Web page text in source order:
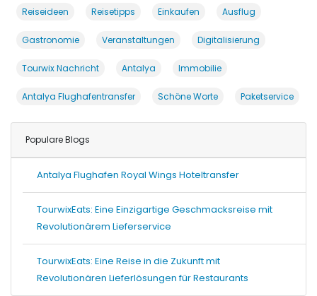
Reiseideen Reisetipps Einkaufen Ausflug
Gastronomie Veranstaltungen Digitalisierung
Tourwix Nachricht Antalya Immobilie
Antalya Flughafentransfer Schöne Worte Paketservice
Populare Blogs
Antalya Flughafen Royal Wings Hoteltransfer
TourwixEats: Eine Einzigartige Geschmacksreise mit
Revolutionärem Lieferservice
TourwixEats: Eine Reise in die Zukunft mit
Revolutionären Lieferlösungen für Restaurants